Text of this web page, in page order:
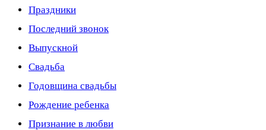
Праздники
Последний звонок
Выпускной
Свадьба
Годовщина свадьбы
Рождение ребенка
Признание в любви